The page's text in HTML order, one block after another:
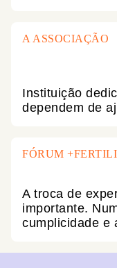
A ASSOCIAÇÃO
Instituição
dependem de
FÓRUM
A troca de
importante.
cumplicidade e